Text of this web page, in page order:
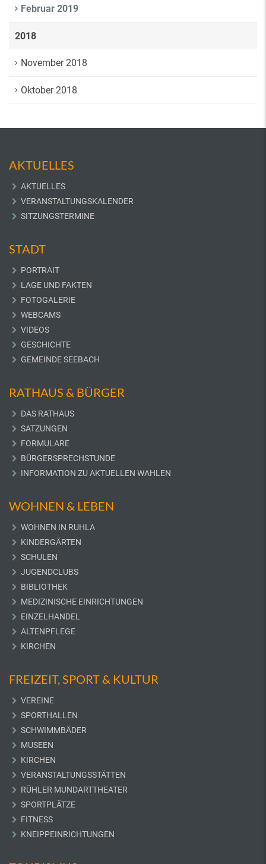
Februar 2019
2018
November 2018
Oktober 2018
AKTUELLES
AKTUELLES
VERANSTALTUNGSKALENDER
SITZUNGSTERMINE
STADT
PORTRAIT
LAGE UND FAKTEN
FOTOGALERIE
WEBCAMS
VIDEOS
GESCHICHTE
GEMEINDE SEEBACH
RATHAUS & BÜRGER
DAS RATHAUS
SATZUNGEN
FORMULARE
BÜRGERSPRECHSTUNDE
INFORMATION ZU AKTUELLEN WAHLEN
WOHNEN & LEBEN
WOHNEN IN RUHLA
KINDERGÄRTEN
SCHULEN
JUGENDCLUBS
BIBLIOTHEK
MEDIZINISCHE EINRICHTUNGEN
EINZELHANDEL
ALTENPFLEGE
KIRCHEN
FREIZEIT, SPORT & KULTUR
VEREINE
SPORTHALLEN
SCHWIMMBÄDER
MUSEEN
KIRCHEN
VERANSTALTUNGSSTÄTTEN
RÜHLER MUNDARTTHEATER
SPORTPLÄTZE
FITNESS
KNEIPPEINRICHTUNGEN